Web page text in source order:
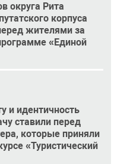
округа Рита
корпуса
жителями за
«Единой
и идентичность
ставили перед
которые приняли
«Туристический